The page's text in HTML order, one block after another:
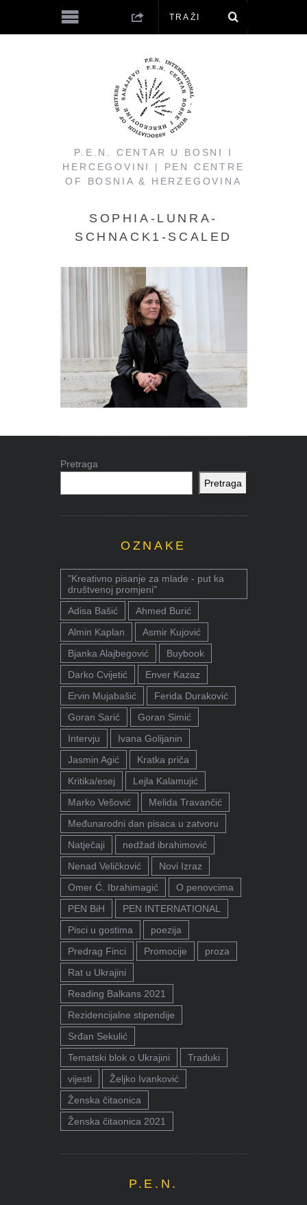
P.E.N. CENTAR U BOSNI I
HERCEGOVINI | PEN CENTRE
OF BOSNIA & HERZEGOVINA
SOPHIA-LUNRA-
SCHNACK1-SCALED
Pretraga
Pretraga
OZNAKE
"Kreativno pisanje za mlade - put ka
društvenoj promjeni"
Adisa Bašić
Ahmed Burić
Almin Kaplan
Asmir Kujović
Bjanka Alajbegović
Buybook
Darko Cvijetić
Enver Kazaz
Ervin Mujabašić
Ferida Duraković
Goran Sarić
Goran Simić
Intervju
Ivana Golijanin
Jasmin Agić
Kratka priča
Kritika/esej
Lejla Kalamujić
Marko Vešović
Melida Travančić
Međunarodni dan pisaca u zatvoru
Natječaji
nedžad ibrahimović
Nenad Veličković
Novi Izraz
Omer Ć. Ibrahimagić
O penovcima
PEN BiH
PEN INTERNATIONAL
Pisci u gostima
poezija
Predrag Finci
Promocije
proza
Rat u Ukrajini
Reading Balkans 2021
Rezidencijalne stipendije
Srđan Sekulić
Tematski blok o Ukrajini
Traduki
vijesti
Željko Ivanković
Ženska čitaonica
Ženska čitaonica 2021
P.E.N.